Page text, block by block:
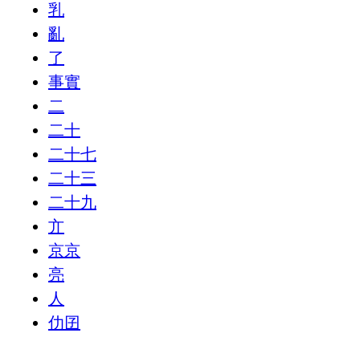
乳
亂
了
事實
二
二十
二十七
二十三
二十九
亣
京京
亮
人
仂囝